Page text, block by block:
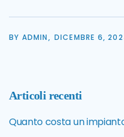
BY ADMIN, DICEMBRE 6,
Articoli recenti
Quanto costa un